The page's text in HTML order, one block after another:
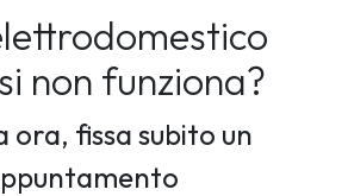
non funziona?
ora, fissa subito un